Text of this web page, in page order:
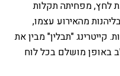
לחץ, מפחיתה תקלות
מהאירוע עצמו,
קייטרינג "תבלין" מבין את
באופן מושלם בכל לוח